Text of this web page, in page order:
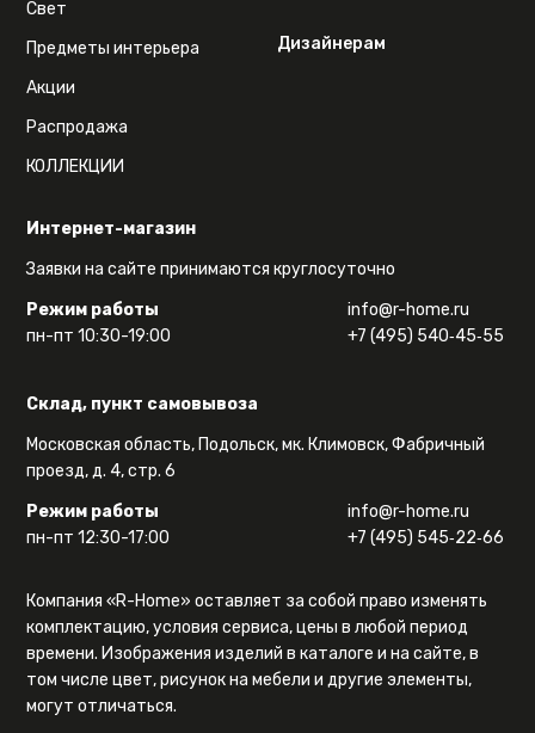
Интернет-магазин
Заявки на сайте принимаются круглосуточно
Режим работы
пн-пт 10:30-19:00
info@r-home.ru
+7 (495) 540‑45‑55
Склад, пункт самовывоза
Московская область, Подольск, мк. Климовск, Фабричный
проезд, д. 4, стр. 6
Режим работы
пн-пт 12:30-17:00
info@r-home.ru
+7 (495) 545‑22‑66
Свет
Предметы интерьера
Акции
Распродажа
КОЛЛЕКЦИИ
Дизайнерам
Компания «R-Home» оставляет за собой право изменять
комплектацию, условия сервиса, цены в любой период
времени. Изображения изделий в каталоге и на сайте, в
том числе цвет, рисунок на мебели и другие элементы,
могут отличаться.